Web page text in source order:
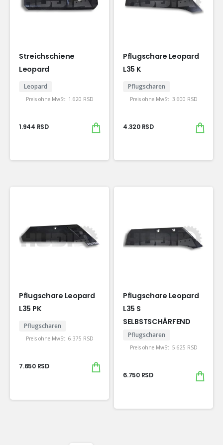
Streichschiene
Leopard
Leopard
Preis ohne MwSt: 1.620 RSD
1.944 RSD
Pflugschare Leopard
L35 K
Pflugscharen
Preis ohne MwSt: 3.600 RSD
4.320 RSD
Pflugschare Leopard
L35 PK
Pflugscharen
Preis ohne MwSt: 6.375 RSD
7.650 RSD
Pflugschare Leopard
L35 S
SELBSTSCHÄRFEND
Pflugscharen
Preis ohne MwSt: 5.625 RSD
6.750 RSD